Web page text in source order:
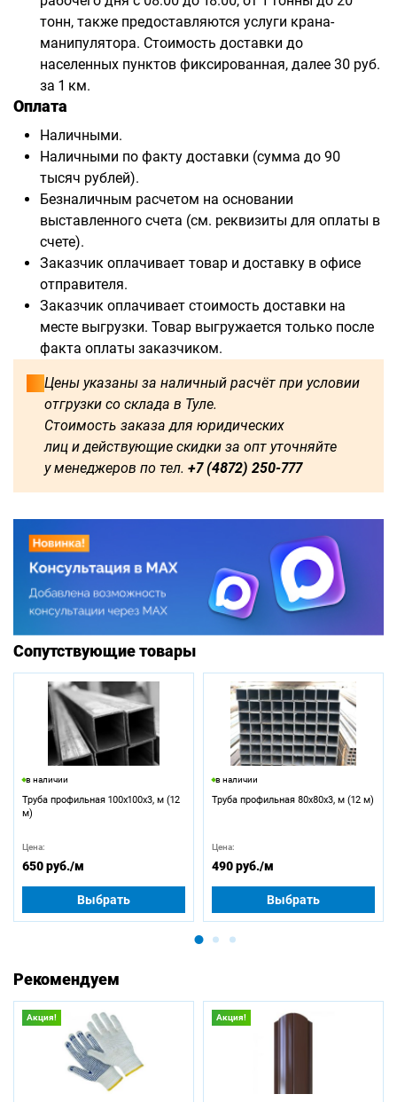
тонн, также предоставляются услуги крана-
манипулятора. Стоимость доставки до
населенных пунктов фиксированная, далее 30 руб.
за 1 км.
Оплата
Наличными.
Наличными по факту доставки (сумма до 90
тысяч рублей).
Безналичным расчетом на основании
выставленного счета (см. реквизиты для оплаты в
счете).
Заказчик оплачивает товар и доставку в офисе
отправителя.
Заказчик оплачивает стоимость доставки на
месте выгрузки. Товар выгружается только после
факта оплаты заказчиком.
Цены указаны за наличный расчёт при условии
отгрузки со склада в Туле.
Стоимость заказа для юридических
лиц и действующие скидки за опт уточняйте
у менеджеров по тел. +7 (4872) 250-777
Доступны для заказа:
1500 1600
2500 2750 3000 3250
3500 3750 4000
4500 4750 5000 5250
Сопутствующие товары
в наличии
Труба профильная 100х100х3, м (12
м)
Цена:
650 руб./м
Выбрать
в наличии
Труба профильная 80х80х3, м (12 м)
Цена:
490 руб./м
Выбрать
Рекомендуем
Акция! Акция!